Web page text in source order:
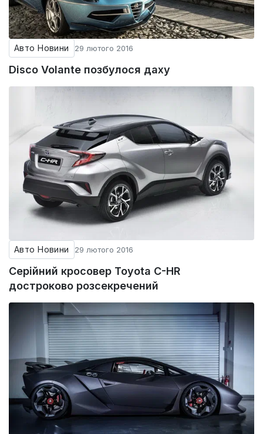
Авто Новини 29 лютого 2016
Disco Volante позбулося даху
Авто Новини 29 лютого 2016
Серійний кросовер Toyota C-HR
достроково розсекречений